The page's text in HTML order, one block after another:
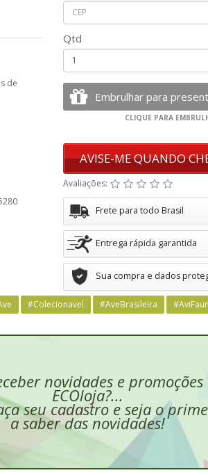
de
Qtd
AVISE-ME QUANDO
Avaliações:
Frete para todo Brasil
Entrega rápida garantida
Sua compra e dados
#Colecionavel #AveBrasileira
novidades e promoções
ECOloja?...
seu cadastro e seja o
a saber das novidades!